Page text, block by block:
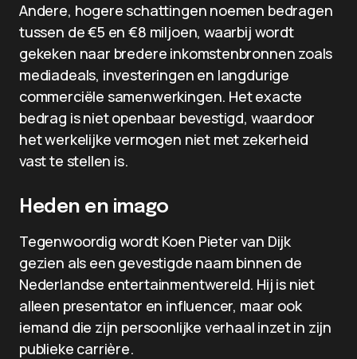
Andere, hogere schattingen noemen bedragen
tussen de €5 en €8 miljoen, waarbij wordt
gekeken naar bredere inkomstenbronnen zoals
mediadeals, investeringen en langdurige
commerciële samenwerkingen. Het exacte
bedrag is niet openbaar bevestigd, waardoor
het werkelijke vermogen niet met zekerheid
vast te stellen is.
Heden en imago
Tegenwoordig wordt Koen Pieter van Dijk
gezien als een gevestigde naam binnen de
Nederlandse entertainmentwereld. Hij is niet
alleen presentator en influencer, maar ook
iemand die zijn persoonlijke verhaal inzet in zijn
publieke carrière.